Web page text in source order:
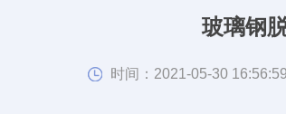
玻璃钢
时间：2021-05-30 16:56:59